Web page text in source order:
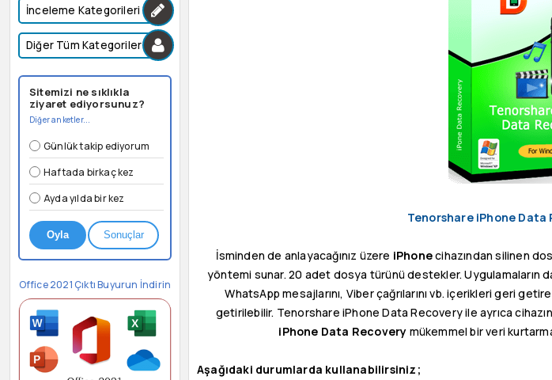
İnceleme Kategorileri
Diğer Tüm Kategoriler
Sitemizi ne sıklıkla
ziyaret ediyorsunuz?
Diğer anketler...
Günlük takip ediyorum
Haftada birkaç kez
Ayda yılda bir kez
Oyla Sonuçlar
Office 2021 Çıktı Buyurun İndirin
Tenorshare iPhone Data
İsminden de anlayacağınız üzere iPhonecihazından silinen
yöntemi sunar. 20 adet dosya türünü destekler. Uygulamaların
WhatsApp mesajlarını, Viber çağrılarını vb. içerikleri geri
getirilebilir. Tenorshare iPhone Data Recovery ile ayrıca
iPhone Data Recovery mükemmel bir veri
Aşağıdaki durumlarda kullanabilirsiniz;